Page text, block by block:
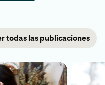
todas las publicaciones